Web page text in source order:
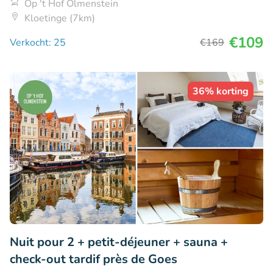
Op 't Hof Olmenstein
Kloetinge (7km)
Verkocht: 25
€169 €109
36% korting
Nuit pour 2 + petit-déjeuner + sauna +
check-out tardif près de Goes